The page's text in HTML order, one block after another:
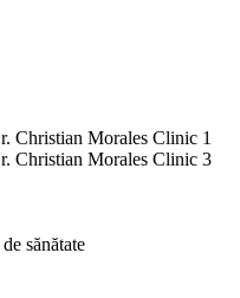
sănătate